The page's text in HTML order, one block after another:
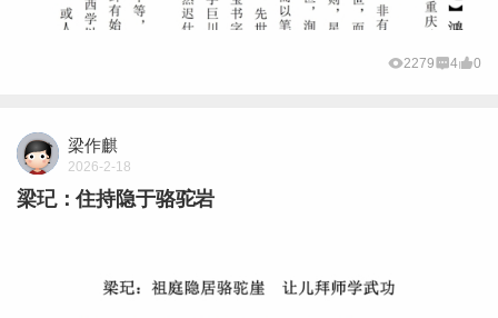
2279 4 0
梁作麒
2026-2-18
梁玘：住持隐于骆驼岩